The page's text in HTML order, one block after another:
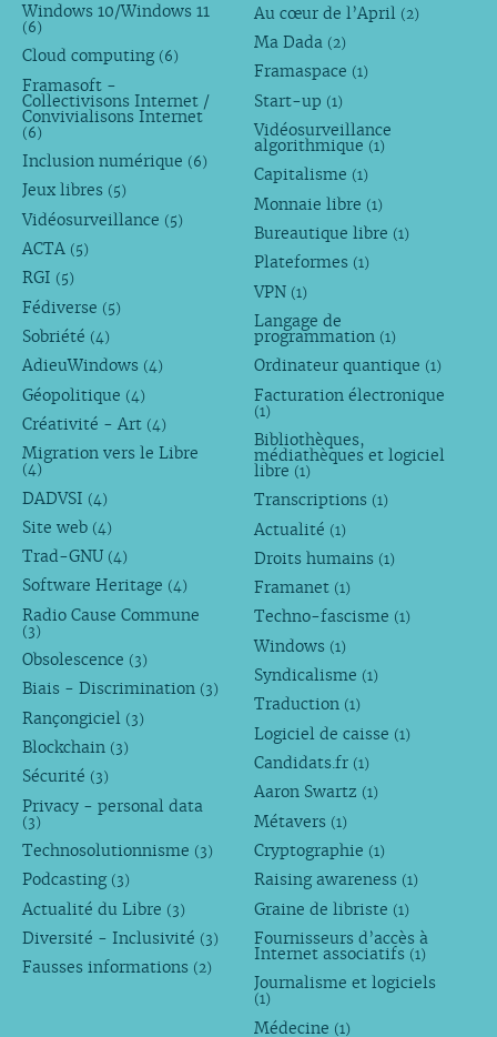
Windows 10/Windows 11
(6)
Cloud computing (6)
Framasoft -
Collectivisons Internet /
Convivialisons Internet
(6)
Inclusion numérique (6)
Jeux libres (5)
Vidéosurveillance (5)
ACTA (5)
RGI (5)
Fédiverse (5)
Sobriété (4)
AdieuWindows (4)
Géopolitique (4)
Créativité - Art (4)
Migration vers le Libre
(4)
DADVSI (4)
Site web (4)
Trad-GNU (4)
Software Heritage (4)
Radio Cause Commune
(3)
Obsolescence (3)
Biais - Discrimination (3)
Rançongiciel (3)
Blockchain (3)
Sécurité (3)
Privacy - personal data
(3)
Technosolutionnisme (3)
Podcasting (3)
Actualité du Libre (3)
Diversité - Inclusivité (3)
Fausses informations (2)
Au cœur de l’April (2)
Ma Dada (2)
Framaspace (1)
Start-up (1)
Vidéosurveillance
algorithmique (1)
Capitalisme (1)
Monnaie libre (1)
Bureautique libre (1)
Plateformes (1)
VPN (1)
Langage de
programmation (1)
Ordinateur quantique (1)
Facturation électronique
(1)
Bibliothèques,
médiathèques et logiciel
libre (1)
Transcriptions (1)
Actualité (1)
Droits humains (1)
Framanet (1)
Techno-fascisme (1)
Windows (1)
Syndicalisme (1)
Traduction (1)
Logiciel de caisse (1)
Candidats.fr (1)
Aaron Swartz (1)
Métavers (1)
Cryptographie (1)
Raising awareness (1)
Graine de libriste (1)
Fournisseurs d’accès à
Internet associatifs (1)
Journalisme et logiciels
(1)
Médecine (1)